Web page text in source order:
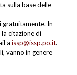
sulla base delle
gratuitamente. In
citazione di
a issp@issp.po.it.
vanno in genere